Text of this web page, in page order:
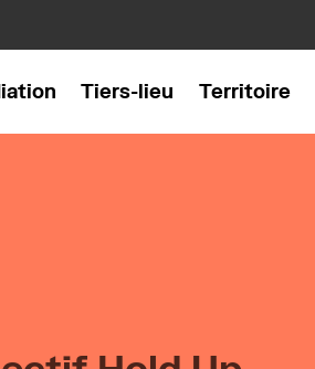
Tiers-lieu Territoire